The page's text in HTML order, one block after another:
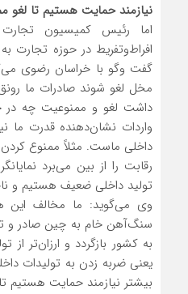
نیازمند حمایت هستیم تا لغو
اما رئیس کمیسیون
افراط‌وتفریط در حوزه
گفت وگو با خراسان رضوی
مخل لغو شوند صادرات ما
داشت لغو و ممنوعیت چه در
واردات نشان‌دهنده قدرت ما
داخلی ماست. مثلاً ممنوع کردن
رقابت را از بین می‌برد
تولید داخلی ضعیف هستیم و
وی می‌گوید: ما مخالف این
سنگ‌آهن خام به چین صادر و
به کشور بازگردد و ارزان‌تر از
یعنی ضربه زدن به تولیدات
بیشتر نیازمند حمایت هستیم